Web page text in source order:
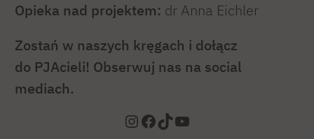
Opieka nad projektem: dr Anna Eichler
Zostań w naszych kręgach i dołącz
do PJAcieli! Obserwuj nas na social
mediach.
InstagramFacebook TikTok YouTube